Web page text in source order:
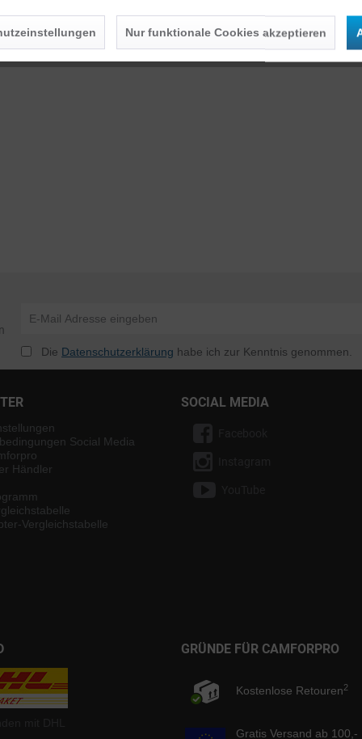
Die Datenschutzerklärung habe ich zur Kenntnis genommen.
Social Media
Händler
Vergleichstabelle
SOCIAL MEDIA
GRÜNDE FÜR CAMFORPRO
Kostenlose Retouren2
Gratis Versand ab 100,-
Nur funktionale Cookies akzeptieren